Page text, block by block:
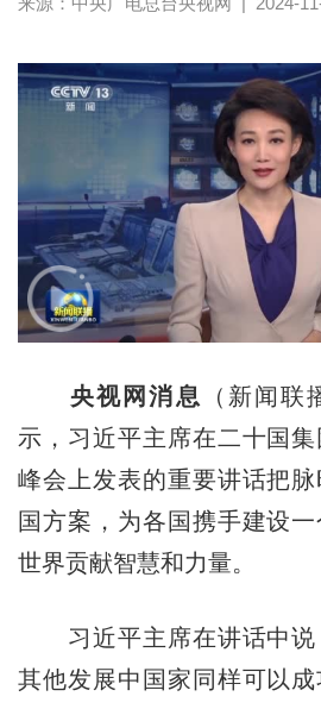
央视网消息
（新闻联
示，习近平主席在二十国
峰会上发表的重要讲话把
国方案，为各国携手建设
世界贡献智慧和力量。
习近平主席在讲话中说
其他发展中国家同样可以